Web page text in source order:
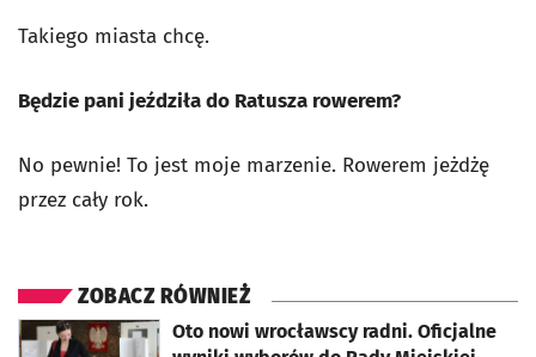
Takiego miasta chcę.
Będzie pani jeździła do Ratusza rowerem?
No pewnie! To jest moje marzenie. Rowerem jeżdżę
przez cały rok.
ZOBACZ RÓWNIEŻ
Oto nowi wrocławscy radni. Oficjalne
otworzy się w nowej karcie